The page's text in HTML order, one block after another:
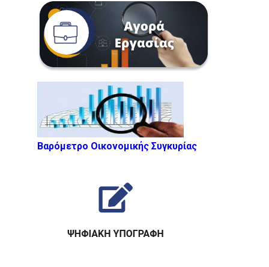
Βαρόμετρο Οικονομικής Συγκυρίας